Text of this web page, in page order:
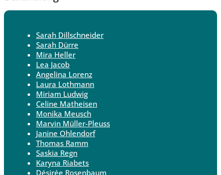
Sarah Dillschneider
Sarah Dürre
Mira Heller
Lea Jacob
Angelina Lorenz
Laura Lothmann
Miriam Ludwig
Celine Matheisen
Monika Meusch
Marvin Müller-Pleuss
Janine Ohlendorf
Thomas Ramm
Saskia Regn
Karyna Riabets
Désirée Rosenbaum